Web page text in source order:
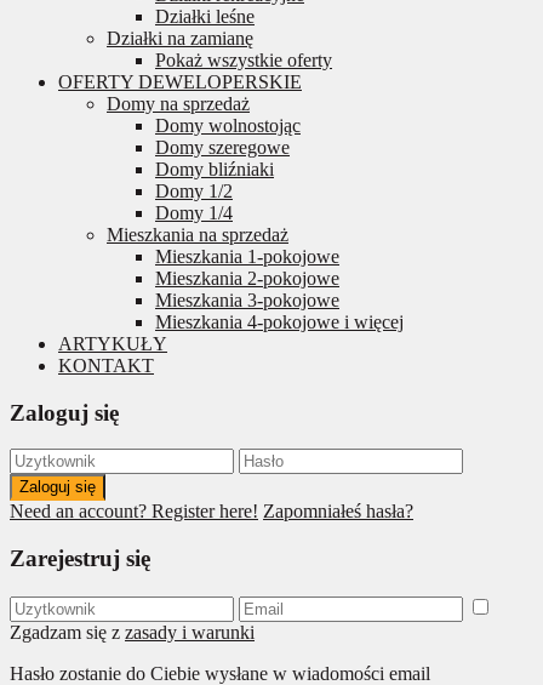
Działki leśne
Działki na zamianę
Pokaż wszystkie oferty
OFERTY DEWELOPERSKIE
Domy na sprzedaż
Domy wolnostojąc
Domy szeregowe
Domy bliźniaki
Domy 1/2
Domy 1/4
Mieszkania na sprzedaż
Mieszkania 1-pokojowe
Mieszkania 2-pokojowe
Mieszkania 3-pokojowe
Mieszkania 4-pokojowe i więcej
ARTYKUŁY
KONTAKT
Zaloguj się
Zaloguj się
Need an account? Register here! Zapomniałeś hasła?
Zarejestruj się
Zgadzam się z zasady i warunki
Hasło zostanie do Ciebie wysłane w wiadomości email